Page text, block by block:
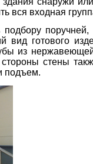
вся входная
подбору
вид готового
из нержавеющей
стены
подъем.